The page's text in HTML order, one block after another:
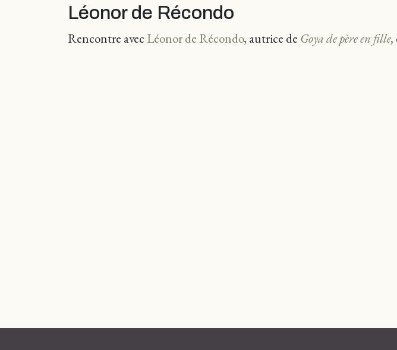
Léonor de Récondo
Rencontre avecLéonor de Récondo, autrice de Goya de père en fille,